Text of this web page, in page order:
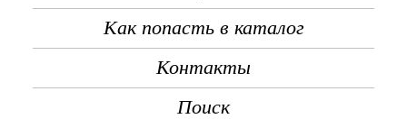
Как попасть в каталог
Контакты
Поиск